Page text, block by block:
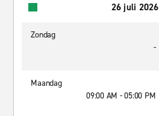
26 juli 2026
Zondag
-
Maandag
09:00 AM - 05:00 PM